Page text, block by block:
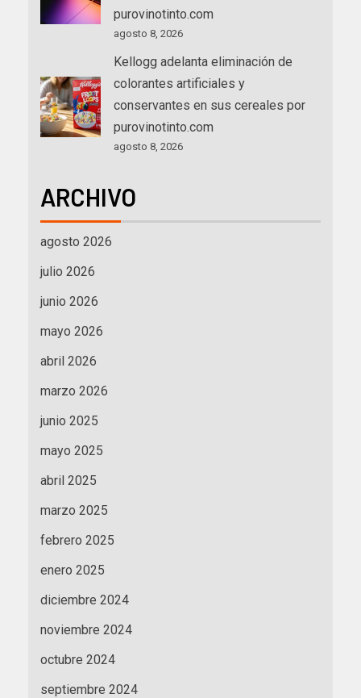
purovinotinto.com
agosto 8, 2026
Kellogg adelanta eliminación de
colorantes artificiales y
conservantes en sus cereales por
purovinotinto.com
agosto 8, 2026
ARCHIVO
agosto 2026
julio 2026
junio 2026
mayo 2026
abril 2026
marzo 2026
junio 2025
mayo 2025
abril 2025
marzo 2025
febrero 2025
enero 2025
diciembre 2024
noviembre 2024
octubre 2024
septiembre 2024